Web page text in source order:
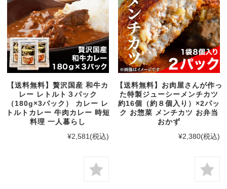
【送料無料】贅沢国産 和牛カ
レー レトルト３パック
（180g×3パック） カレー レ
トルトカレー 牛肉カレー 時短
料理 一人暮らし
¥2,581 (税込)
【送料無料】お肉屋さんが作っ
た特製ジューシーメンチカツ
約16個（約８個入り）×2パッ
ク お惣菜 メンチカツ お弁当
おかず
¥2,380(税込)